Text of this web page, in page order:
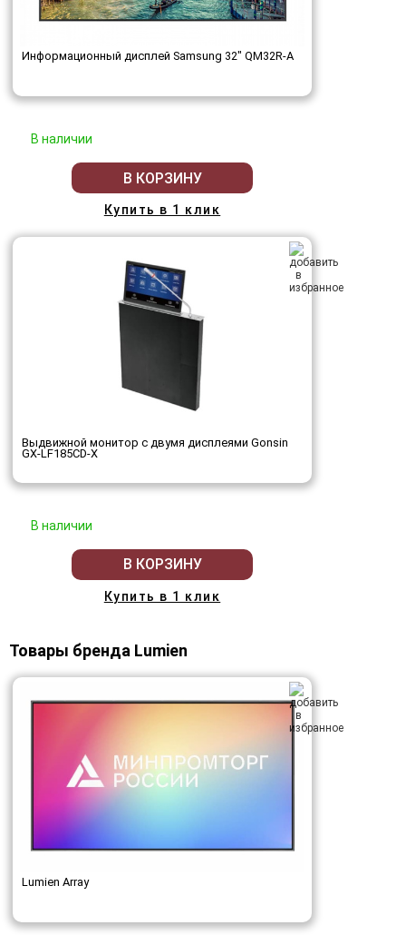
Информационный дисплей Samsung 32" QM32R-A
В наличии
В КОРЗИНУ
Купить в 1 клик
Выдвижной монитор с двумя дисплеями Gonsin
GX-LF185CD-X
В наличии
В КОРЗИНУ
Купить в 1 клик
Товары бренда Lumien
Lumien Array